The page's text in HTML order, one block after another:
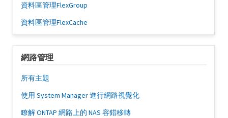
資料區管理FlexGroup
資料區管理FlexCache
網路管理
所有主題
使用 System Manager 進行網路視覺化
瞭解 ONTAP 網路上的 NAS 容錯移轉